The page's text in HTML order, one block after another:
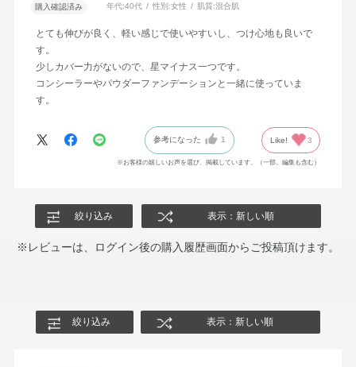
購入確認済み 年代:40代 性別:女性 肌質:混合肌
とても伸びが良く、軽い感じで使いやすいし、つけ心地も良いで
す。
少しカバー力がないので、星マイナス一つです。
コンシーラーやパウダーファンデーションと一緒に使っていま
す。
参考になった 1 Like! 3
※お客様の嬉しいお声を選び、掲載しています。（一部、編集も含む）
絞り込み 表示：新しい順
※レビューは、ログイン後の購入履歴画面からご投稿頂けます。
絞り込み 表示：新しい順